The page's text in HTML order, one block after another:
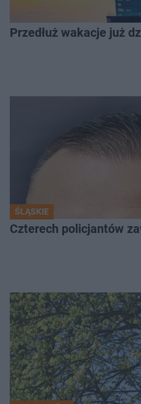
Przedłuż wakacje już
ŚLĄSKIE
Czterech policjantów